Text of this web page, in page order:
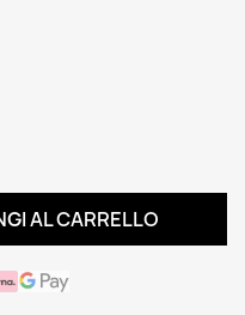
AL CARRELLO